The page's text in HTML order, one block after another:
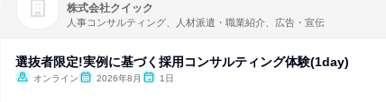
株式会社クイック
人事コンサルティング、人材派遣・職業紹介、広告・宣伝
選抜者限定!実例に基づく採用コンサルティング体験(1day)
オンライン 2026年8月 1日